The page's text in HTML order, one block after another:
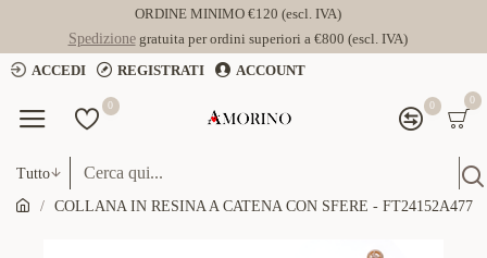
ORDINE MINIMO €120 (escl. IVA)
Spedizionegratuita per ordini superiori a €800 (escl. IVA)
ACCEDI
REGISTRATI ACCOUNT
0 0 0
Tutto
COLLANA IN RESINA A CATENA CON SFERE - FT24152A477